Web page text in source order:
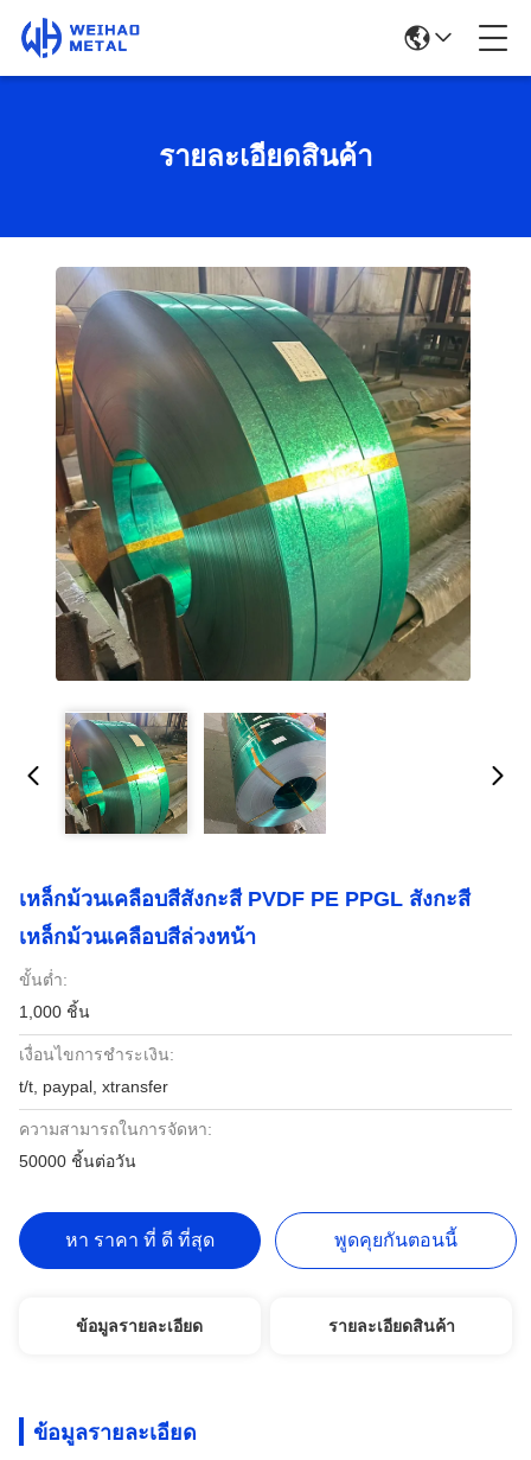
รายละเอียดสินค้า
เหล็กม้วนเคลือบสีสังกะสี PVDF PE PPGL สังกะสี
เหล็กม้วนเคลือบสีล่วงหน้า
ขั้นต่ำ:
1,000 ชิ้น
เงื่อนไขการชำระเงิน:
t/t, paypal, xtransfer
ความสามารถในการจัดหา:
50000 ชิ้นต่อวัน
หา ราคา ที่ ดี ที่สุด พูดคุยกันตอนนี้
ข้อมูลรายละเอียด รายละเอียดสินค้า
ข้อมูลรายละเอียด